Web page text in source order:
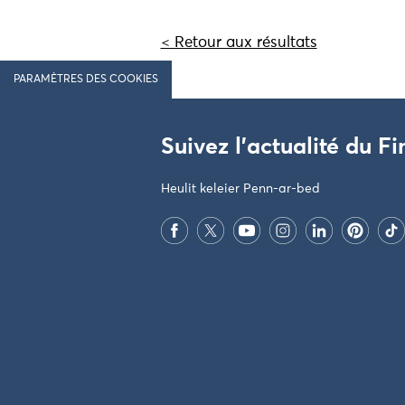
< Retour aux résultats
PARAMÈTRES DES COOKIES
Suivez l'actualité du
Heulit keleier Penn-ar-bed